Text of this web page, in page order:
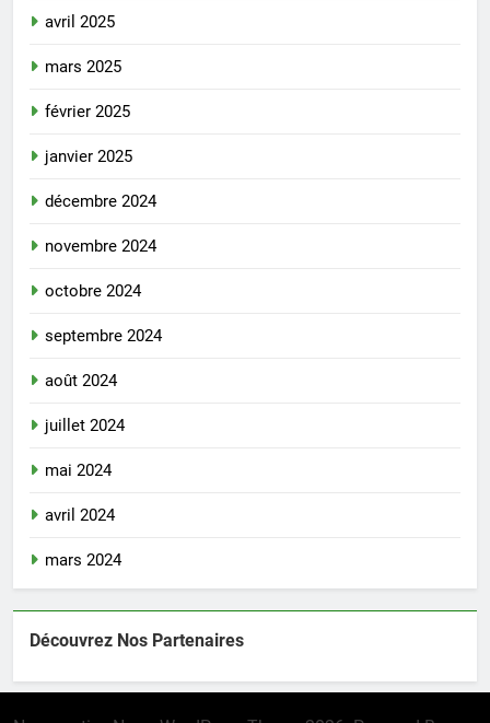
avril 2025
mars 2025
février 2025
janvier 2025
décembre 2024
novembre 2024
octobre 2024
septembre 2024
août 2024
juillet 2024
mai 2024
avril 2024
mars 2024
Découvrez Nos Partenaires